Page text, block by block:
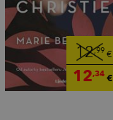
12,99 €
12,34€